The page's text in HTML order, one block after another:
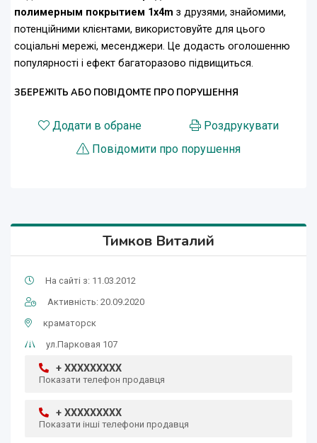
полимерным покрытием 1x4m з друзями, знайомими,
потенційними клієнтами, використовуйте для цього
соціальні мережі, месенджери. Це додасть оголошенню
популярності і ефект багаторазово підвищиться.
ЗБЕРЕЖІТЬ АБО ПОВІДОМТЕ ПРО ПОРУШЕННЯ
Додати в обране
Роздрукувати
Повідомити про порушення
Тимков Виталий
На сайті з: 11.03.2012
Активність: 20.09.2020
краматорск
ул.Парковая 107
+ XXXXXXXXX
Показати телефон продавця
+ XXXXXXXXX
Показати інші телефони продавця